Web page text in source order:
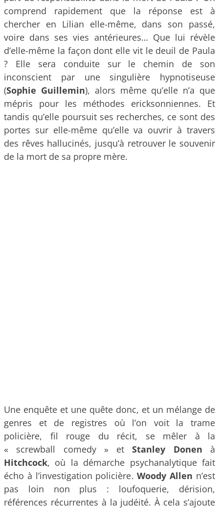
comprend rapidement que la réponse est à
chercher en Lilian elle-même, dans son passé,
voire dans ses vies antérieures… Que lui révèle
d’elle-même la façon dont elle vit le deuil de Paula
? Elle sera conduite sur le chemin de son
inconscient par une singulière hypnotiseuse
(Sophie Guillemin), alors même qu’elle n’a que
mépris pour les méthodes ericksonniennes. Et
tandis qu’elle poursuit ses recherches, ce sont des
portes sur elle-même qu’elle va ouvrir à travers
des rêves hallucinés, jusqu’à retrouver le souvenir
de la mort de sa propre mère.
Une enquête et une quête donc, et un mélange de
genres et de registres où l’on voit la trame
policière, fil rouge du récit, se mêler à la
« screwball comedy » etStanley Donen à
Hitchcock, où la démarche psychanalytique fait
écho à l’investigation policière.Woody Allen n’est
pas loin non plus : loufoquerie, dérision,
références récurrentes à la judéité. À cela s’ajoute